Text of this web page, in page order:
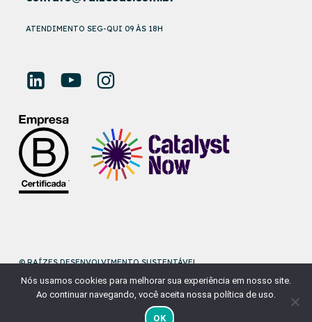
ATENDIMENTO SEG-QUI 09 ÀS 18H
© RAÍZES DESENVOLVIMENTO SUSTENTÁVEL
DESENVOLVIDO PORNAÇÃODESIGN
Nós usamos cookies para melhorar sua experiência em nosso site.
Ao continuar navegando, você aceita nossa política de uso.
OK